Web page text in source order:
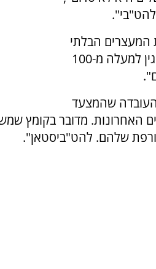
המעצרים הבלתי
חוקיים והתנכלויות המשטרה, הגיעו להפגין למעלה מ-100
העובדה שהמצעד
האחרונות. מדובר בקומץ
שלהם. להט"ביסטאן".